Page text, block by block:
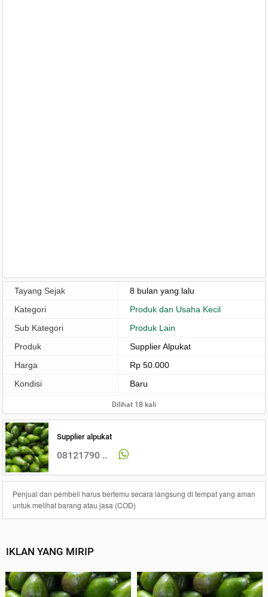
Tayang Sejak
8 bulan yang lalu
Kategori
Produk dan Usaha Kecil
Sub Kategori
Produk Lain
Produk
Supplier Alpukat
Harga
Rp 50.000
Kondisi
Baru
Dilihat 18 kali
Supplier alpukat
08121790 ..
Penjual dan pembeli harus bertemu secara langsung di tempat yang aman
untuk melihat barang atau jasa (COD)
IKLAN YANG MIRIP